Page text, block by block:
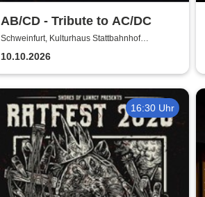
AB/CD - Tribute to AC/DC
Schweinfurt, Kulturhaus Stattbahnhof
Schweinfurt
10.10.2026
16:30 Uhr